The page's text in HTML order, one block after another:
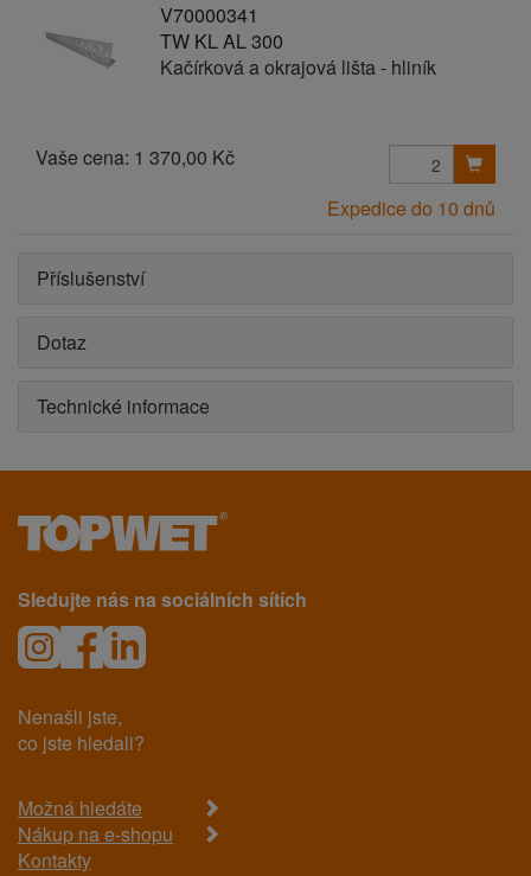
V70000341
TW KL AL 300
Kačírková a okrajová lišta - hliník
Vaše cena: 1 370,00 Kč
Expedice do 10 dnů
Příslušenství
Dotaz
Technické informace
Sledujte nás na sociálních sítích
Nenašli jste,
co jste hledali?
Možná hledáte
Nákup na e-shopu
Kontakty